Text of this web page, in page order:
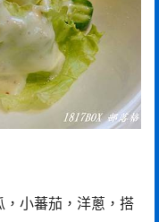
，小蕃茄，洋蔥，搭